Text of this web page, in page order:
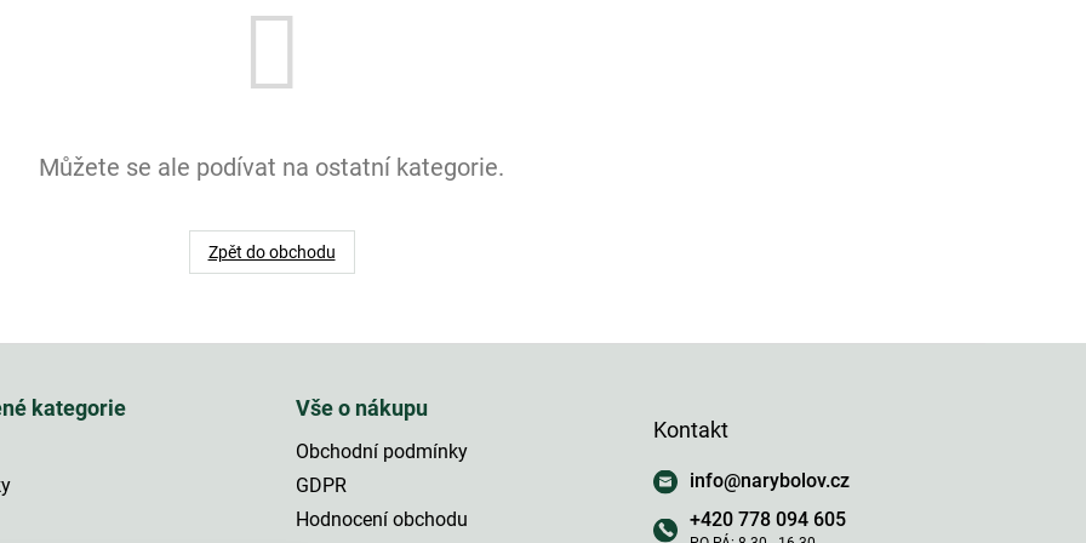
Můžete se ale podívat na ostatní kategorie.
Zpět do obchodu
kategorie Vše o nákupu
Obchodní podmínky
GDPR
Hodnocení obchodu
Kontakt
info@narybolov.cz
+420 778 094 605